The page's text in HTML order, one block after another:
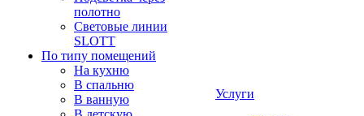
полотно
Световые линии
SLOTT
По типу помещений
На кухню
В спальню
В ванную
Услуги